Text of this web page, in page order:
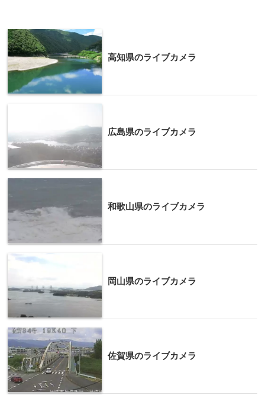
高知県のライブカメラ
広島県のライブカメラ
和歌山県のライブカメラ
岡山県のライブカメラ
佐賀県のライブカメラ